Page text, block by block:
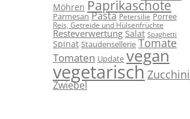
Möhren Paprikaschote
Parmesan Pasta Petersilie Porree
Reis, Getreide und Hülsenfrüchte
Resteverwertung Salat Spaghetti
Spinat Staudensellerie Tomate
Tomaten Update vegan
vegetarischZucchini
Zwiebel